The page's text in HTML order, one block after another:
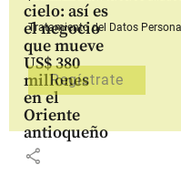
cielo: así es
el negocio
que mueve
US$ 380
millones
en el
Oriente
antioqueño
share
Tratamiento del Datos